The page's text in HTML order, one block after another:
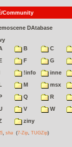
Community
DAtabase
B C
F G
!info inne
M msx
Q R
V W
ziny
sha (7-Zip TUGZip)